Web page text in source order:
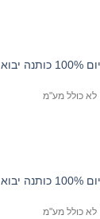
סט מצעי ג'רסי פרימיום 100% כותנה יבוא
לא כולל מע"מ
סט מצעי ג'רסי פרימיום 100% כותנה יבוא
לא כולל מע"מ